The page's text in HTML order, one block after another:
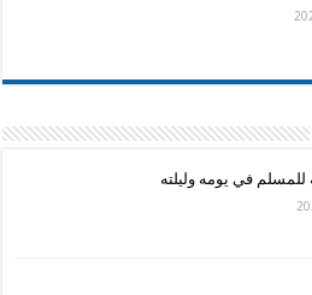
في يومه وليلته